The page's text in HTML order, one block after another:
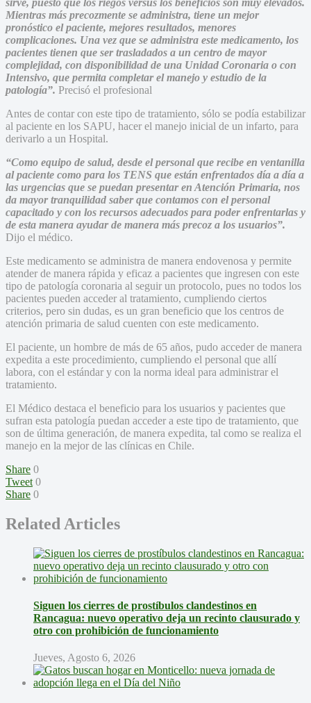
Mientras más precozmente se administra, tiene un mejor
pronóstico el paciente, mejores resultados, menores
complicaciones. Una vez que se administra este medicamento, los
pacientes tienen que ser trasladados a un centro de mayor
complejidad, con disponibilidad de una Unidad Coronaria o con
Intensivo, que permita completar el manejo y estudio de la
patología”. Precisó el profesional
Antes de contar con este tipo de tratamiento, sólo se podía estabilizar
al paciente en los SAPU, hacer el manejo inicial de un infarto, para
derivarlo a un Hospital.
“Como equipo de salud, desde el personal que recibe en ventanilla
al paciente como para los TENS que están enfrentados día a día a
las urgencias que se puedan presentar en Atención Primaria, nos
da mayor tranquilidad saber que contamos con el personal
capacitado y con los recursos adecuados para poder enfrentarlas y
de esta manera ayudar de manera más precoz a los usuarios”.
Dijo el médico.
Este medicamento se administra de manera endovenosa y permite
atender de manera rápida y eficaz a pacientes que ingresen con este
tipo de patología coronaria al seguir un protocolo, pues no todos los
pacientes pueden acceder al tratamiento, cumpliendo ciertos
criterios, pero sin dudas, es un gran beneficio que los centros de
atención primaria de salud cuenten con este medicamento.
El paciente, un hombre de más de 65 años, pudo acceder de manera
expedita a este procedimiento, cumpliendo el personal que allí
labora, con el estándar y con la norma ideal para administrar el
tratamiento.
El Médico destaca el beneficio para los usuarios y pacientes que
sufran esta patología puedan acceder a este tipo de tratamiento, que
son de última generación, de manera expedita, tal como se realiza el
manejo en la mejor de las clínicas en Chile.
Share 0
Tweet 0
Share 0
Related Articles
Siguen los cierres de prostíbulos clandestinos en
Rancagua: nuevo operativo deja un recinto clausurado y
otro con prohibición de funcionamiento
Jueves, Agosto 6, 2026